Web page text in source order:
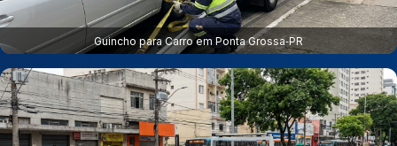
Guincho para Carro em Ponta Grossa‑PR